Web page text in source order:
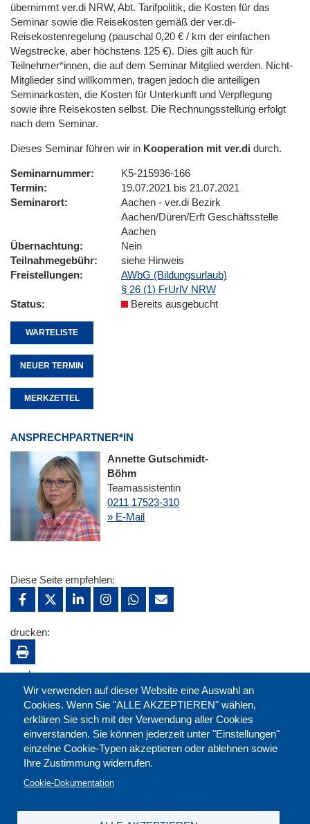
übernimmt ver.di NRW, Abt. Tarifpolitik, die Kosten für das
Seminar sowie die Reisekosten gemäß der ver.di-
Reisekostenregelung (pauschal 0,20 € / km der einfachen
Wegstrecke, aber höchstens 125 €). Dies gilt auch für
Teilnehmer*innen, die auf dem Seminar Mitglied werden. Nicht-
Mitglieder sind willkommen, tragen jedoch die anteiligen
Seminarkosten, die Kosten für Unterkunft und Verpflegung
sowie ihre Reisekosten selbst. Die Rechnungsstellung erfolgt
nach dem Seminar.
Dieses Seminar führen wir in Kooperation mit ver.di durch.
Seminarnummer
K5-215936-166
Termin
19.07.2021 bis 21.07.2021
Seminarort
Aachen - ver.di Bezirk
Aachen/Düren/Erft Geschäftsstelle
Aachen
Übernachtung
Nein
Teilnahmegebühr
siehe Hinweis
Freistellungen
AWbG (Bildungsurlaub)
§ 26 (1) FrUrlV NRW
Status
Bereits ausgebucht
WARTELISTE
NEUER TERMIN
MERKZETTEL
ANSPRECHPARTNER*IN
Annette Gutschmidt-
Böhm
Teamassistentin
0211 17523-310
» E-Mail
Wir verwenden auf dieser Website eine Auswahl an
Cookies. Wenn Sie "ALLE AKZEPTIEREN" wählen,
erklären Sie sich mit der Verwendung aller Cookies
einverstanden. Sie können jederzeit unter "Einstellungen"
einzelne Cookie-Typen akzeptieren oder ablehnen sowie
Ihre Zustimmung widerrufen.
Cookie-Dokumentation
Diese Seite empfehlen:
drucken:
merken: